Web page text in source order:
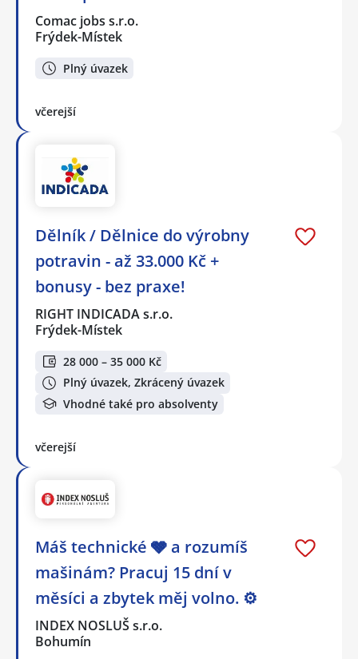
Comac jobs s.r.o.
Frýdek-Místek
Plný úvazek
včerejší
Dělník / Dělnice do výrobny
potravin - až 33.000 Kč +
bonusy - bez praxe!
RIGHT INDICADA s.r.o.
Frýdek-Místek
28 000 – 35 000 Kč
Plný úvazek, Zkrácený úvazek
Vhodné také pro absolventy
včerejší
Máš technické 🩶 a rozumíš
mašinám? Pracuj 15 dní v
měsíci a zbytek měj volno. ⚙
INDEX NOSLUŠ s.r.o.
Bohumín